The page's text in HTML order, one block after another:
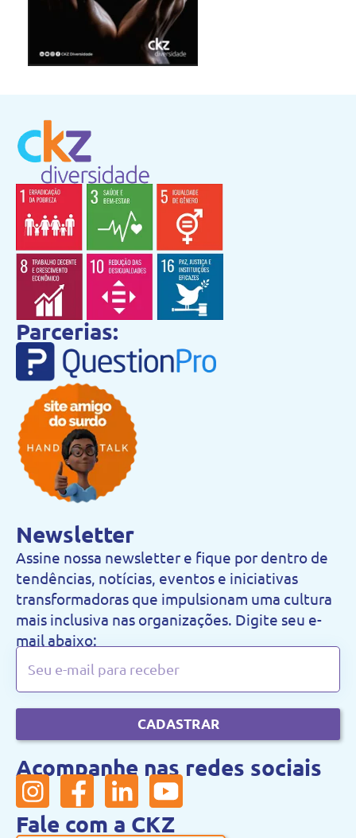
Parcerias:
Newsletter
Assine nossa newsletter e fique por dentro de
tendências, notícias, eventos e iniciativas
transformadoras que impulsionam uma cultura
mais inclusiva nas organizações. Digite seu e-
mail abaixo:
CADASTRAR
Acompanhe nas redes sociais
Fale com a CKZ